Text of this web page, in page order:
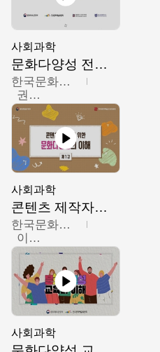
사회과학
문화다양성 전문인력 양성 기본과정 - 문화다양성의 이해
한국문화예술교육진흥원
권숙인 외 8명
사회과학
콘텐츠 제작자를 위한 문화다양성의 이해
한국문화예술교육진흥원
이성민
사회과학